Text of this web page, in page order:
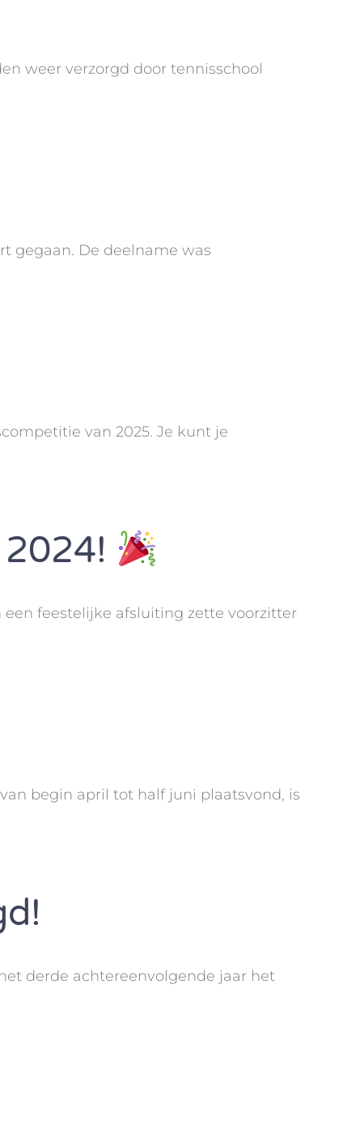
weer verzorgd door tennisschool
gegaan. De deelname was
van 2025. Je kunt je
feestelijke afsluiting zette voorzitter
begin april tot half juni plaatsvond, is
derde achtereenvolgende jaar het